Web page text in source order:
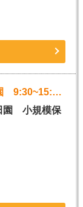
チャイルドほーむ熱田園 小規模保育園 9:30~15:30 週3~5日ＯＫ
園 小規模保